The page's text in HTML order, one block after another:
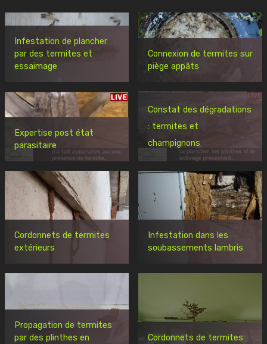
Infestation de plancher
par des termites et
essaimage
Connexion de termites sur
piège appâts
Expertise post état
parasitaire
Constat des dégradations
: termites et
champignons
Cordonnets de termites
extérieurs
Infestation dans les
soubassements lambris
Propagation de termites
par des plinthes en
Cordonnets de termites